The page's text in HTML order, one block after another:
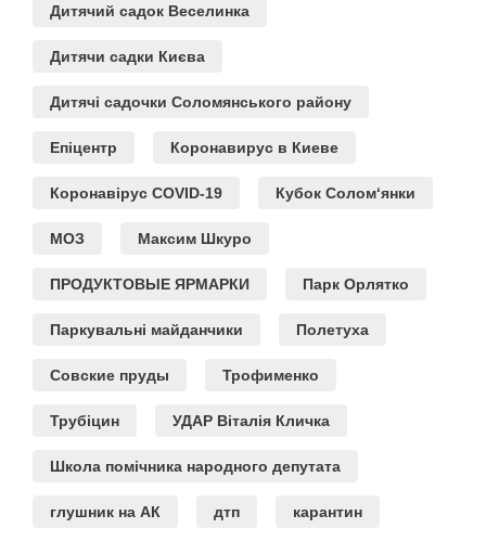
Дитячий садок Веселинка
Дитячи садки Києва
Дитячі садочки Соломянського району
Епіцентр Коронавирус в Киеве
Коронавірус COVID-19 Кубок Солом‘янки
МОЗ Максим Шкуро
ПРОДУКТОВЫЕ ЯРМАРКИ Парк Орлятко
Паркувальні майданчики Полетуха
Совские пруды Трофименко
Трубіцин УДАР Віталія Кличка
Школа помічника народного депутата
глушник на АК дтп карантин